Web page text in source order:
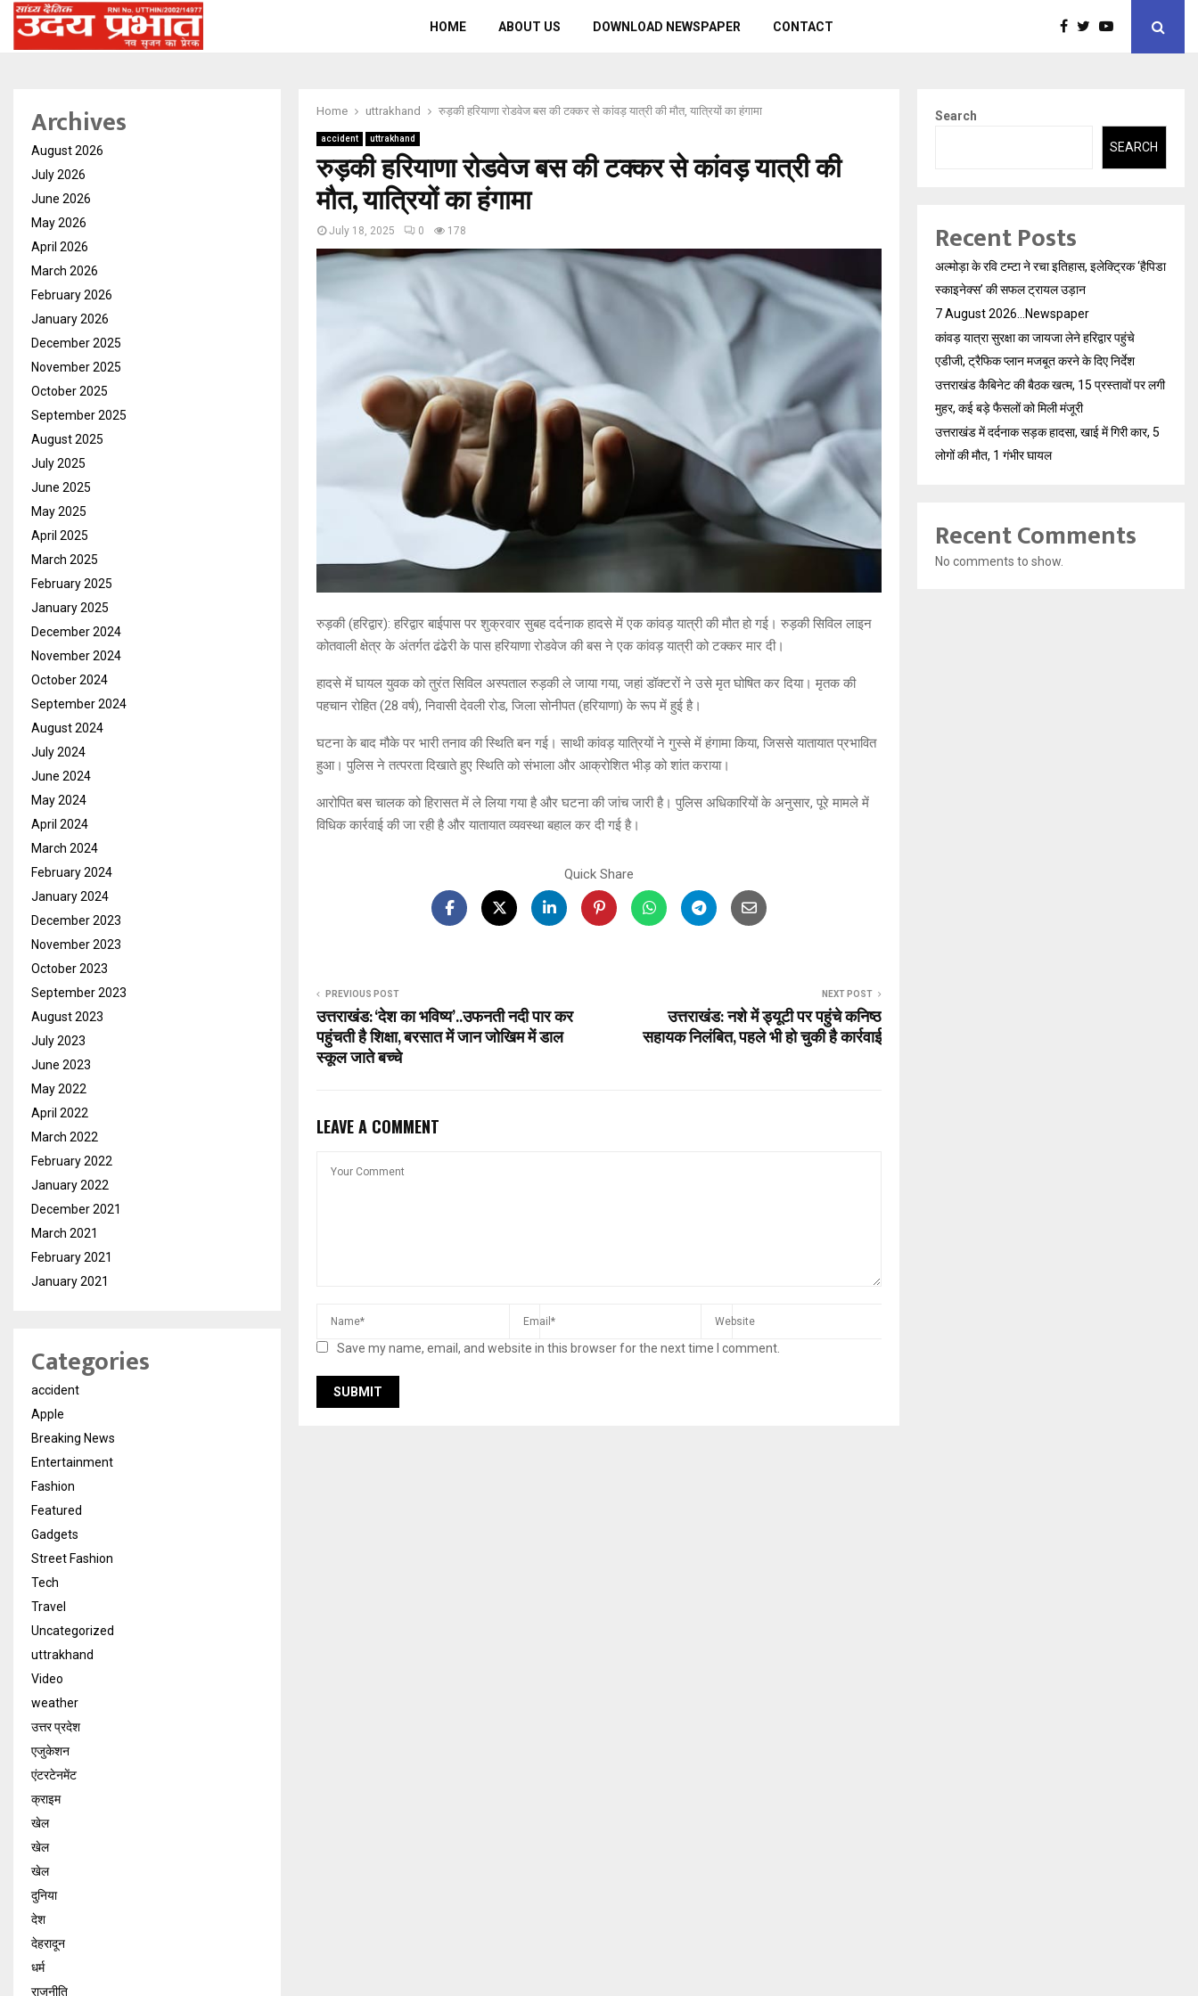
HOME ABOUT US DOWNLOAD NEWSPAPER CONTACT
Home uttrakhand रुड़की हरियाणा रोडवेज बस की टक्कर से कांवड़ यात्री की मौत, यात्रियों का हंगामा
accident uttrakhand
रुड़की हरियाणा रोडवेज बस की टक्कर से कांवड़ यात्री की
मौत, यात्रियों का हंगामा
July 18, 2025 0 178
रुड़की (हरिद्वार): हरिद्वार बाईपास पर शुक्रवार सुबह दर्दनाक हादसे में एक कांवड़ यात्री की मौत हो गई। रुड़की सिविल लाइन
कोतवाली क्षेत्र के अंतर्गत ढंढेरी के पास हरियाणा रोडवेज की बस ने एक कांवड़ यात्री को टक्कर मार दी।
हादसे में घायल युवक को तुरंत सिविल अस्पताल रुड़की ले जाया गया, जहां डॉक्टरों ने उसे मृत घोषित कर दिया। मृतक की
पहचान रोहित (28 वर्ष), निवासी देवली रोड, जिला सोनीपत (हरियाणा) के रूप में हुई है।
घटना के बाद मौके पर भारी तनाव की स्थिति बन गई। साथी कांवड़ यात्रियों ने गुस्से में हंगामा किया, जिससे यातायात प्रभावित
हुआ। पुलिस ने तत्परता दिखाते हुए स्थिति को संभाला और आक्रोशित भीड़ को शांत कराया।
आरोपित बस चालक को हिरासत में ले लिया गया है और घटना की जांच जारी है। पुलिस अधिकारियों के अनुसार, पूरे मामले में
विधिक कार्रवाई की जा रही है और यातायात व्यवस्था बहाल कर दी गई है।
Quick Share
PREVIOUS POST
उत्तराखंड: ‘देश का भविष्य’..उफनती नदी पार कर
पहुंचती है शिक्षा, बरसात में जान जोखिम में डाल
स्कूल जाते बच्चे
NEXT POST
उत्तराखंड: नशे में ड्यूटी पर पहुंचे कनिष्ठ
सहायक निलंबित, पहले भी हो चुकी है कार्रवाई
LEAVE A COMMENT
Save my name, email, and website in this browser for the next time I comment.
Archives
August 2026
July 2026
June 2026
May 2026
April 2026
March 2026
February 2026
January 2026
December 2025
November 2025
October 2025
September 2025
August 2025
July 2025
June 2025
May 2025
April 2025
March 2025
February 2025
January 2025
December 2024
November 2024
October 2024
September 2024
August 2024
July 2024
June 2024
May 2024
April 2024
March 2024
February 2024
January 2024
December 2023
November 2023
October 2023
September 2023
August 2023
July 2023
June 2023
May 2022
April 2022
March 2022
February 2022
January 2022
December 2021
March 2021
February 2021
January 2021
Categories
accident
Apple
Breaking News
Entertainment
Fashion
Featured
Gadgets
Street Fashion
Tech
Travel
Uncategorized
uttrakhand
Video
weather
उत्तर प्रदेश
एजुकेशन
एंटरटेनमेंट
क्राइम
खेल
खेल
खेल
दुनिया
देश
देहरादून
धर्म
राजनीति
Search
SEARCH
Recent Posts
अल्मोड़ा के रवि टम्टा ने रचा इतिहास, इलेक्ट्रिक ‘हैपिडा
स्काइनेक्स’ की सफल ट्रायल उड़ान
7 August 2026…Newspaper
कांवड़ यात्रा सुरक्षा का जायजा लेने हरिद्वार पहुंचे
एडीजी, ट्रैफिक प्लान मजबूत करने के दिए निर्देश
उत्तराखंड कैबिनेट की बैठक खत्म, 15 प्रस्तावों पर लगी
मुहर, कई बड़े फैसलों को मिली मंजूरी
उत्तराखंड में दर्दनाक सड़क हादसा, खाई में गिरी कार, 5
लोगों की मौत, 1 गंभीर घायल
Recent Comments
No comments to show.